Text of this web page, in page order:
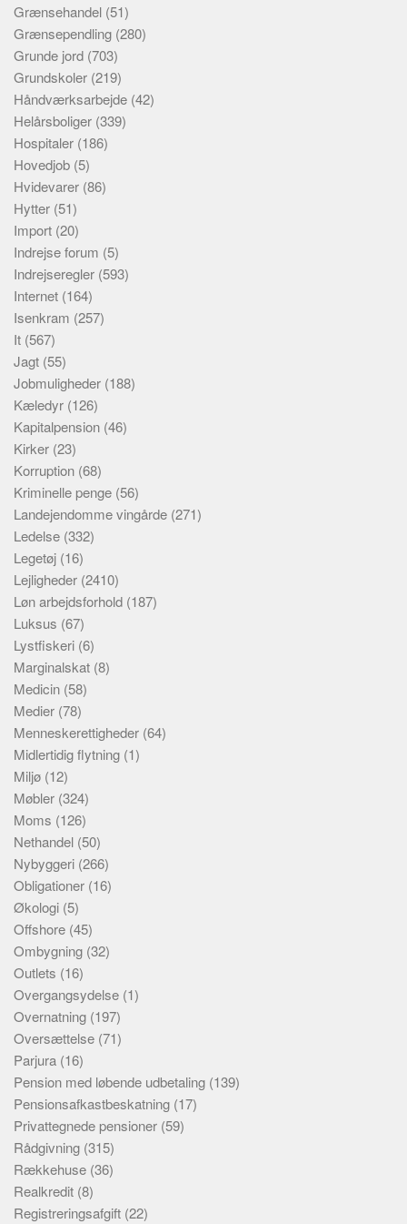
Grænsehandel (51)
Grænsependling (280)
Grunde jord (703)
Grundskoler (219)
Håndværksarbejde (42)
Helårsboliger (339)
Hospitaler (186)
Hovedjob (5)
Hvidevarer (86)
Hytter (51)
Import (20)
Indrejse forum (5)
Indrejseregler (593)
Internet (164)
Isenkram (257)
It (567)
Jagt (55)
Jobmuligheder (188)
Kæledyr (126)
Kapitalpension (46)
Kirker (23)
Korruption (68)
Kriminelle penge (56)
Landejendomme vingårde (271)
Ledelse (332)
Legetøj (16)
Lejligheder (2410)
Løn arbejdsforhold (187)
Luksus (67)
Lystfiskeri (6)
Marginalskat (8)
Medicin (58)
Medier (78)
Menneskerettigheder (64)
Midlertidig flytning (1)
Miljø (12)
Møbler (324)
Moms (126)
Nethandel (50)
Nybyggeri (266)
Obligationer (16)
Økologi (5)
Offshore (45)
Ombygning (32)
Outlets (16)
Overgangsydelse (1)
Overnatning (197)
Oversættelse (71)
Parjura (16)
Pension med løbende udbetaling (139)
Pensionsafkastbeskatning (17)
Privattegnede pensioner (59)
Rådgivning (315)
Rækkehuse (36)
Realkredit (8)
Registreringsafgift (22)